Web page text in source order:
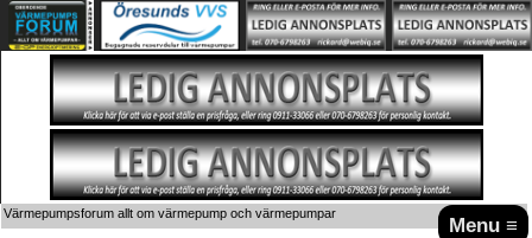
Menu ≡
Värmepumpsforum allt om värmepump och värmepumpar